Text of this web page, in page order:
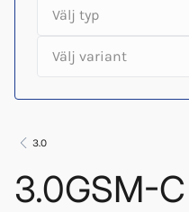
3.0
3.0GSM-C